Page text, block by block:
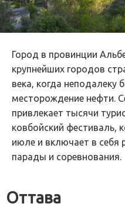
Город в провинции
крупнейших городов
века, когда неподалеку
месторождение нефти.
привлекает тысячи
ковбойский фестиваль,
июле и включает в себя
парады и соревнования.
Оттава